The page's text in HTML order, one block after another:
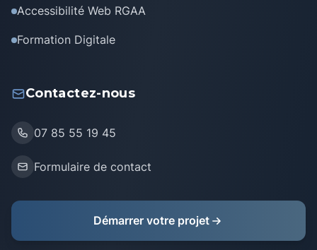
Accessibilité Web RGAA
Formation Digitale
Contactez-nous
07 85 55 19 45
Formulaire de contact
Démarrer votre projet